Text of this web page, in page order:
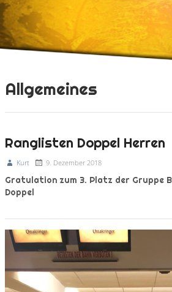
Allgemeines
Ranglisten Doppel Herren
Kurt 9. Dezember 2018
Gratulation zum 3. Platz der Gruppe
Doppel